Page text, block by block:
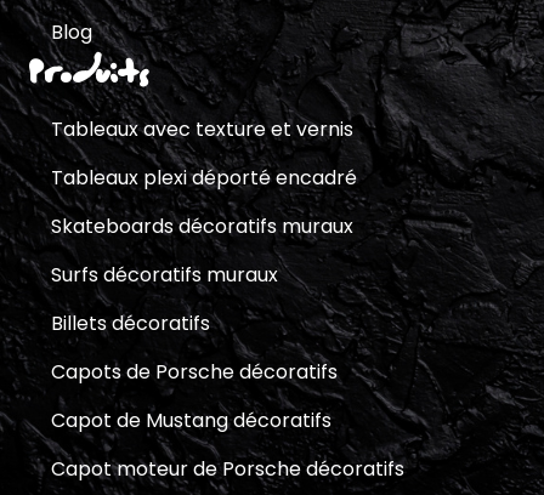
Blog
Produits
Tableaux avec texture et vernis
Tableaux plexi déporté encadré
Skateboards décoratifs muraux
Surfs décoratifs muraux
Billets décoratifs
Capots de Porsche décoratifs
Capot de Mustang décoratifs
Capot moteur de Porsche décoratifs